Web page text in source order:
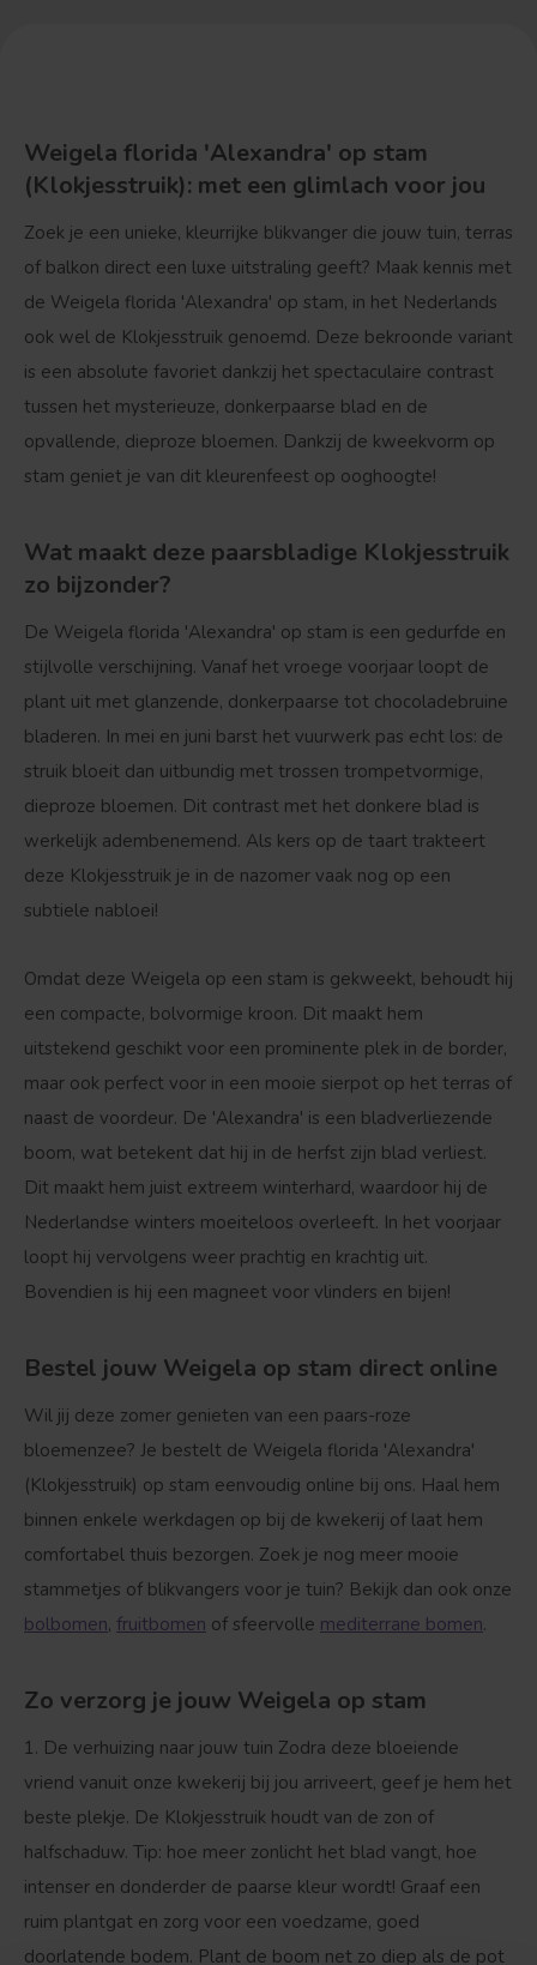
Weigela florida 'Alexandra' op stam
(Klokjesstruik): met een glimlach voor jou
Zoek je een unieke, kleurrijke blikvanger die jouw tuin, terras
of balkon direct een luxe uitstraling geeft? Maak kennis met
de Weigela florida 'Alexandra' op stam, in het Nederlands
ook wel de Klokjesstruik genoemd. Deze bekroonde variant
is een absolute favoriet dankzij het spectaculaire contrast
tussen het mysterieuze, donkerpaarse blad en de
opvallende, dieproze bloemen. Dankzij de kweekvorm op
stam geniet je van dit kleurenfeest op ooghoogte!
Wat maakt deze paarsbladige Klokjesstruik
zo bijzonder?
De Weigela florida 'Alexandra' op stam is een gedurfde en
stijlvolle verschijning. Vanaf het vroege voorjaar loopt de
plant uit met glanzende, donkerpaarse tot chocoladebruine
bladeren. In mei en juni barst het vuurwerk pas echt los: de
struik bloeit dan uitbundig met trossen trompetvormige,
dieproze bloemen. Dit contrast met het donkere blad is
werkelijk adembenemend. Als kers op de taart trakteert
deze Klokjesstruik je in de nazomer vaak nog op een
subtiele nabloei!
Omdat deze Weigela op een stam is gekweekt, behoudt hij
een compacte, bolvormige kroon. Dit maakt hem
uitstekend geschikt voor een prominente plek in de border,
maar ook perfect voor in een mooie sierpot op het terras of
naast de voordeur. De 'Alexandra' is een bladverliezende
boom, wat betekent dat hij in de herfst zijn blad verliest.
Dit maakt hem juist extreem winterhard, waardoor hij de
Nederlandse winters moeiteloos overleeft. In het voorjaar
loopt hij vervolgens weer prachtig en krachtig uit.
Bovendien is hij een magneet voor vlinders en bijen!
Bestel jouw Weigela op stam direct online
Wil jij deze zomer genieten van een paars-roze
bloemenzee? Je bestelt de Weigela florida 'Alexandra'
(Klokjesstruik) op stam eenvoudig online bij ons. Haal hem
binnen enkele werkdagen op bij de kwekerij of laat hem
comfortabel thuis bezorgen. Zoek je nog meer mooie
stammetjes of blikvangers voor je tuin? Bekijk dan ook onze
bolbomen, fruitbomen of sfeervolle mediterrane bomen.
Zo verzorg je jouw Weigela op stam
1. De verhuizing naar jouw tuin Zodra deze bloeiende
vriend vanuit onze kwekerij bij jou arriveert, geef je hem het
beste plekje. De Klokjesstruik houdt van de zon of
halfschaduw. Tip: hoe meer zonlicht het blad vangt, hoe
intenser en donderder de paarse kleur wordt! Graaf een
ruim plantgat en zorg voor een voedzame, goed
doorlatende bodem. Plant de boom net zo diep als de pot
Bolvorm Verspreide vorm